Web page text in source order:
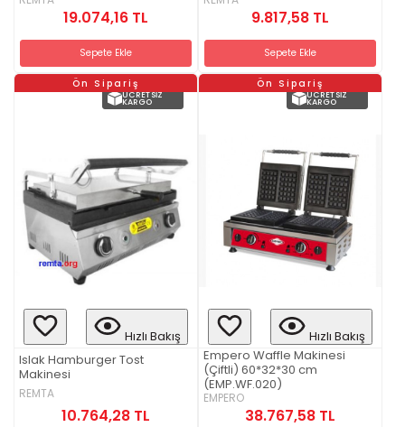
19.074,16 TL
Sepete Ekle
9.817,58 TL
Sepete Ekle
Ön Sipariş
ÜCRETSIZ
KARGO
Hızlı Bakış
Islak Hamburger Tost
Makinesi
REMTA
10.764,28 TL
Ön Sipariş
ÜCRETSIZ
KARGO
Hızlı Bakış
Empero Waffle Makinesi
(Çiftli) 60*32*30 cm
(EMP.WF.020)
EMPERO
38.767,58 TL